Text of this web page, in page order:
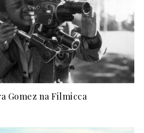
Gomez na Filmicca